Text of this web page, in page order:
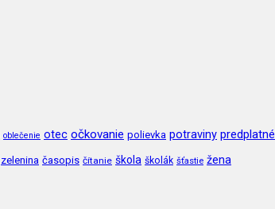
oblečenie otec očkovanie polievka potraviny predplatné
zelenina časopis čítanie škola školák šťastie žena